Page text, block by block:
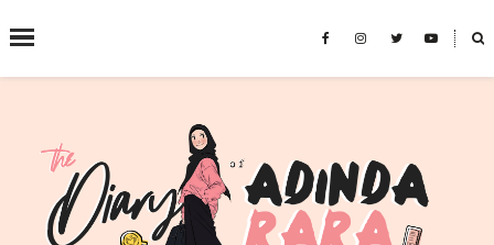
˟
SEARCH THIS BLOG